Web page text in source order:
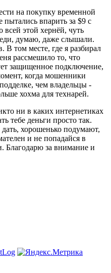
на покупку временной
впарить за $9 с
всей этой хернёй, чуть
думаю, даже слышали.
В том месте, где я разбирал
рассмешило то, что
защищенное подключение,
когда мошенники
чем владельцы -
хохма для технарей.
ни в каких интернетиках
тебе деньги просто так.
хорошенько подумают,
и не попадайся в
Благодарю за внимание и